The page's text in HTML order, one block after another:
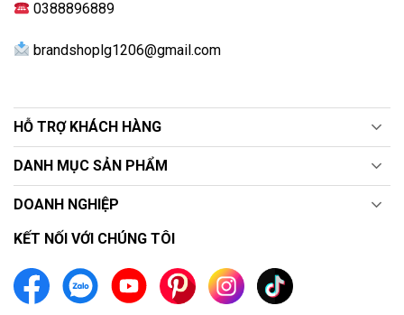
0388896889
brandshoplg1206@gmail.com
HỖ TRỢ KHÁCH HÀNG
DANH MỤC SẢN PHẨM
DOANH NGHIỆP
KẾT NỐI VỚI CHÚNG TÔI